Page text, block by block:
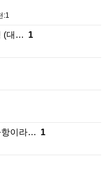
:1
(대… 1
항이라… 1